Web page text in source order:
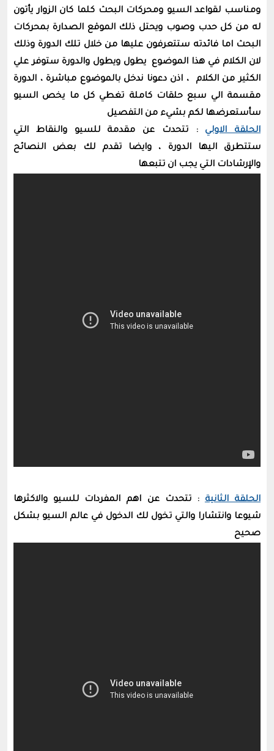
ومناسب لقواعد السيو ومحركات البحث كلما كان الزوار يأتون
له من كل حدب وصوب ويحتل ذلك الموقع الصدارة بمحركات
البحث اما فائدته ستتعرفون عليها من خلال تلك الدورة وذلك
لان الكلام في هذا الموضوع يطول ويطول والدورة ستوفر علي
الكثير من الكلام ، اذن دعونا ندخل بالموضوع مباشرة ، الدورة
مقسمة الي سبع حلقات كاملة تغطي كل ما يخص السيو
سأستعرضها لكم بشيء من التفصيل
الحلقة الاولي : تتحدث عن مقدمة للسيو والنقاط التي
ستتطرق اليها الدورة ، وايضا تقدم لك بعض النصائح
والإرشادات التي يجب ان تتبعها
الحلقة الثانية: تتحدث عن اهم المفردات للسيو والاكثرها
شيوعا وانتشارا والتي تخول لك الدخول في عالم السيو بشكل
صحيح